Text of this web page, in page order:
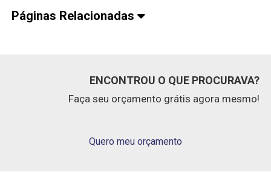
Páginas Relacionadas
ENCONTROU O QUE PROCURAVA?
Faça seu orçamento grátis agora mesmo!
Quero meu orçamento